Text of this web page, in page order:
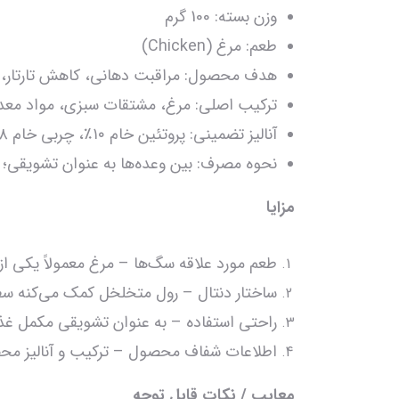
وزن بسته: 100 گرم
طعم: مرغ (Chicken)
هدف محصول: مراقبت دهانی، کاهش
ترکیب اصلی: مرغ، مشتقات سبزی، مواد
آنالیز تضمینی: پروتئین خام ۱۰٪، چربی خام ۸٪، فیبر ۱.۵٪، رطوبت حدود ۱۵٪
نحوه مصرف: بین وعده‌ها به عنوان
مزایا
طعم مورد علاقه سگ‌ها – مرغ معمولاً
ساختار دنتال – رول متخلخل کمک می‌کنه
راحتی استفاده – به عنوان تشویقی مکمل
اطلاعات شفاف محصول – ترکیب و آنالیز